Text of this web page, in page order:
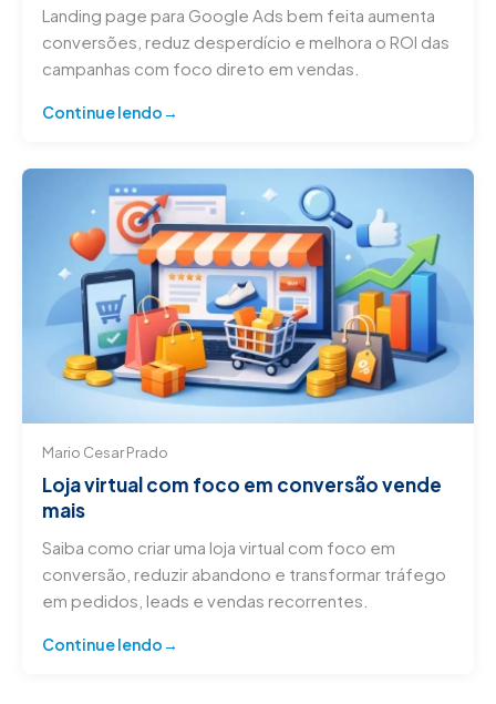
Landing page para Google Ads bem feita aumenta
conversões, reduz desperdício e melhora o ROI das
campanhas com foco direto em vendas.
Continue lendo
Mario Cesar Prado
Loja virtual com foco em conversão vende
mais
Saiba como criar uma loja virtual com foco em
conversão, reduzir abandono e transformar tráfego
em pedidos, leads e vendas recorrentes.
Continue lendo